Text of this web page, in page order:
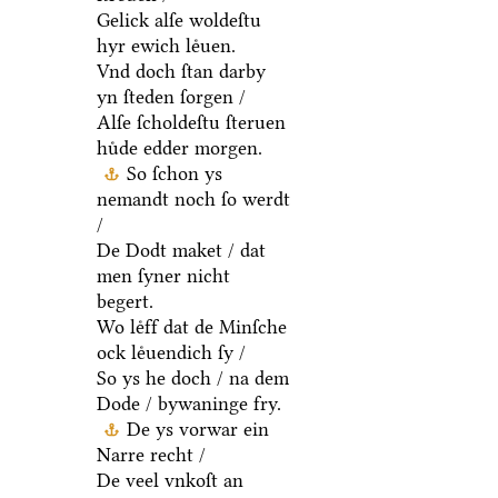
Gelick alſe woldeſtu
hyr ewich leͤuen.
Vnd doch ſtan darby
yn ſteden ſorgen /
Alſe ſcholdeſtu ſteruen
huͤde edder morgen.
So ſchon ys
nemandt noch ſo werdt
/
De Dodt maket / dat
men ſyner nicht
begert.
Wo leͤff dat de Minſche
ock leͤuendich ſy /
So ys he doch / na dem
Dode / bywaninge fry.
De ys vorwar ein
Narre recht /
De veel vnkoſt an